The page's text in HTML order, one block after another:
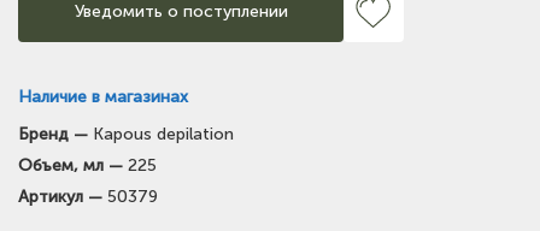
Уведомить о поступлении
Наличие в магазинах
Бренд — Kapous depilation
Объем, мл — 225
Артикул — 50379